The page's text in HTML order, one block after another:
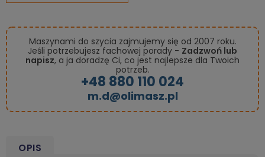
Maszynami do szycia zajmujemy się od 2007 roku.
Jeśli potrzebujesz fachowej porady - Zadzwoń lub
napisz, a ja doradzę Ci, co jest najlepsze dla Twoich
potrzeb.
+48 880 110 024
m.d@olimasz.pl
OPIS